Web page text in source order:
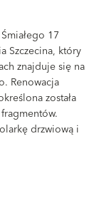
17
Szczecina, który
znajduje się na
Renowacja
została
drzwiową i